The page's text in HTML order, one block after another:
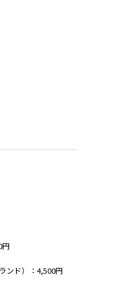
円
ンド）：4,500円